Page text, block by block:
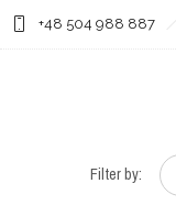
+48 504 988 887
Filter by: